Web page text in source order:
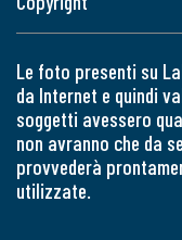
Le foto presenti su
da Internet e quindi
soggetti avessero
non avranno che da
provvederà
utilizzate.